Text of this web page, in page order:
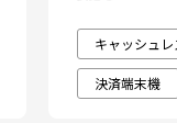
キャッシュ
決済端末機